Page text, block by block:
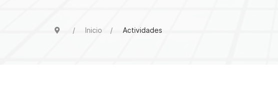
Inicio Actividades